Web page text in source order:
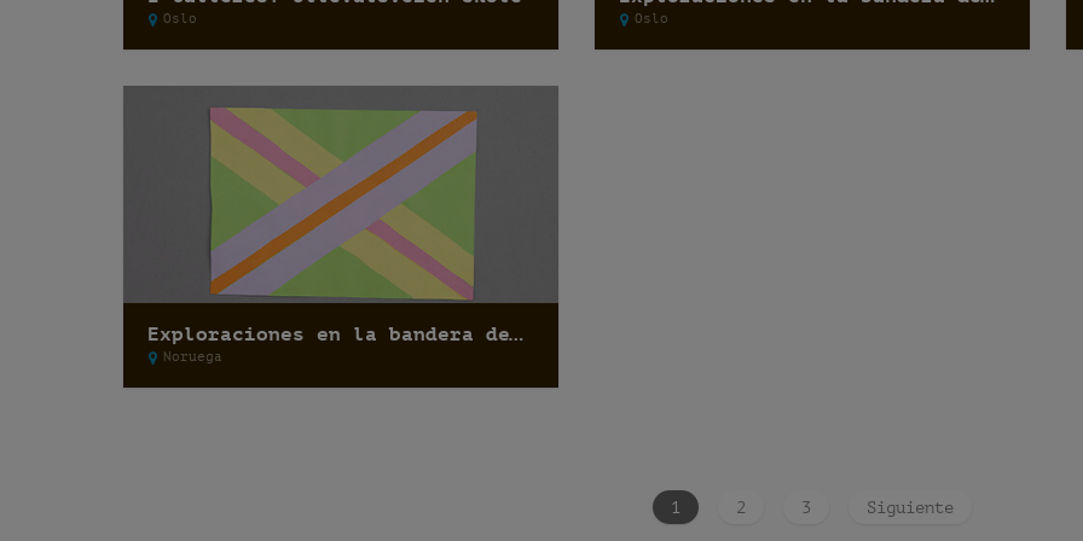
Oslo Oslo
Exploraciones en la bandera de Noruega: Escuela Singsaker
Noruega
1 2 3 Siguiente